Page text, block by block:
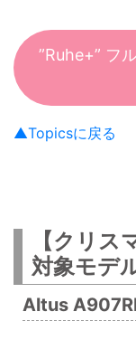
”Ruhe+” フ
▲Topicsに戻る
【クリス
対象モデ
Altus